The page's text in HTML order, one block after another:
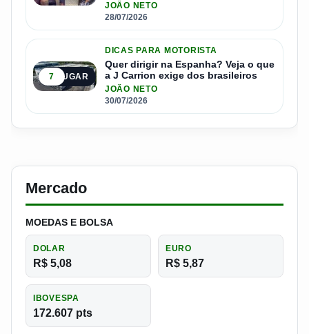
JOÃO NETO
28/07/2026
5º LUGAR
7
DICAS PARA MOTORISTA
Quer dirigir na Espanha? Veja o que
a J Carrion exige dos brasileiros
JOÃO NETO
30/07/2026
Mercado
MOEDAS E BOLSA
DOLAR
R$ 5,08
EURO
R$ 5,87
IBOVESPA
172.607 pts